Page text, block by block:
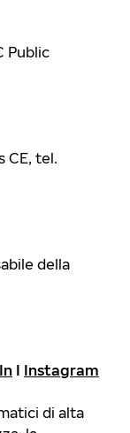
Public
CE, tel.
della
I Instagram
di alta